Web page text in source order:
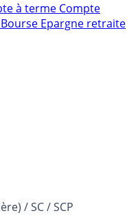
à terme Compte
Epargne retraite
/ SC / SCP